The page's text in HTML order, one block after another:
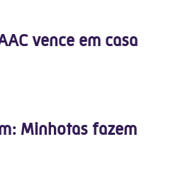
vence em casa
Minhotas fazem